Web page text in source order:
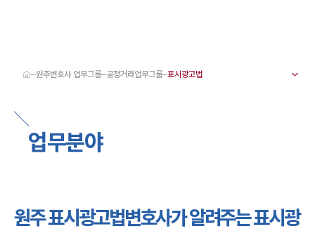
서울·춘천·원주변호사
원주형사전문변호사
원주이혼전문변호사
원주학교폭력변호사
원주변호사 주요 업무사례
원주 분사무소 오시는 길
원주변호사 업무그룹 공정거래업무그룹
업무분야
원주 표시광고법변호사가 알려주는 표시광